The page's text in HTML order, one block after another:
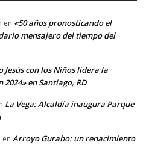
en «50 años pronosticando el
mensajero del tiempo del
Jesús con los Niños lidera la
en Santiago, RD
La Vega: Alcaldía inaugura Parque
en Arroyo Gurabo: un renacimiento